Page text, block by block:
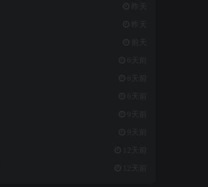
昨天
昨天
前天
6天前
6天前
6天前
9天前
9天前
12天前
12天前